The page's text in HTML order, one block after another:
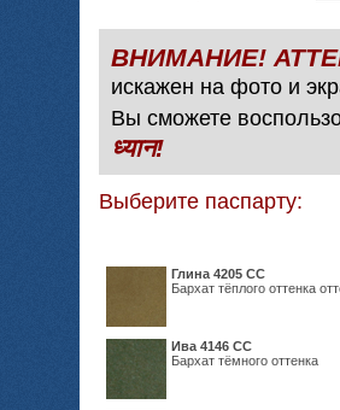
искажен на фото и
Вы сможете
ध्यान!
Выберите паспарту:
Глина 4205 СС
Бархат тёплого оттенка
Ива 4146 СС
Бархат тёмного оттенка